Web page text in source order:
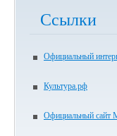
Ссылки
Официальный
Культура.рф
Официальный сайт